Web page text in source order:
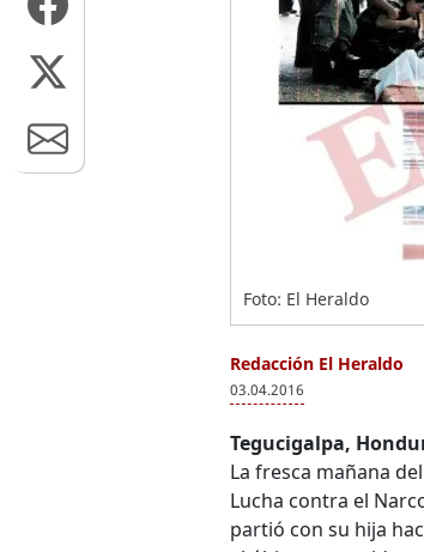
Foto: El Heraldo
Redacción El Heraldo
03.04.2016
Tegucigalpa,
La fresca mañana
Lucha contra el
partió con su hija